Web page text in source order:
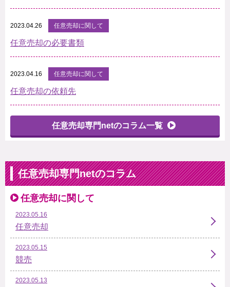
2023.04.26 任意売却に関して
任意売却の必要書類
2023.04.16 任意売却に関して
任意売却の依頼先
任意売却専門netのコラム一覧
任意売却専門netのコラム
任意売却に関して
2023.05.16
任意売却
2023.05.15
競売
2023.05.13